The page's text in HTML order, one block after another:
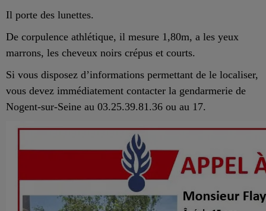
Il porte des lunettes.
De corpulence athlétique, il mesure 1,80m, a les yeux
marrons, les cheveux noirs crépus et courts.
Si vous disposez d’informations permettant de le localiser,
vous devez immédiatement contacter la gendarmerie de
Nogent-sur-Seine au 03.25.39.81.36 ou au 17.